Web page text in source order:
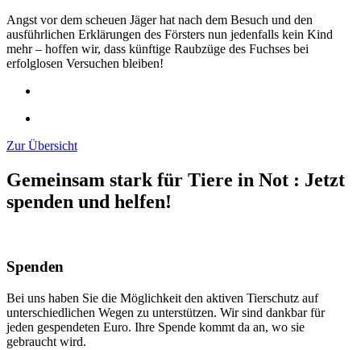
Angst vor dem scheuen Jäger hat nach dem Besuch und den
ausführlichen Erklärungen des Försters nun jedenfalls kein Kind
mehr – hoffen wir, dass künftige Raubzüge des Fuchses bei
erfolglosen Versuchen bleiben!
Zur Übersicht
Gemeinsam stark für Tiere in Not : Jetzt
spenden und helfen!
Spenden
Bei uns haben Sie die Möglichkeit den aktiven Tierschutz auf
unterschiedlichen Wegen zu unterstützen. Wir sind dankbar für
jeden gespendeten Euro. Ihre Spende kommt da an, wo sie
gebraucht wird.